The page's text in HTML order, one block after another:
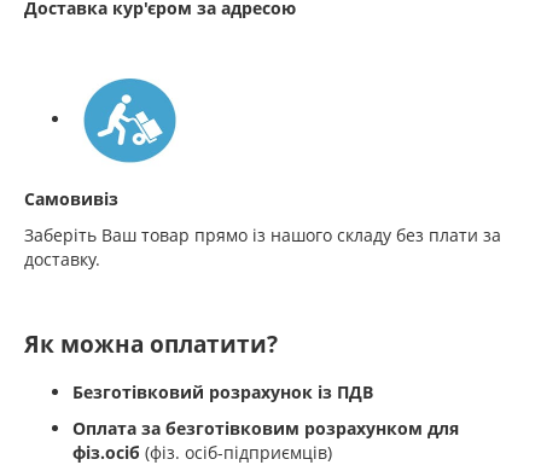
Доставка кур'єром за адресою
Самовивіз
Заберіть Ваш товар прямо із нашого складу без плати за
доставку.
Як можна оплатити?
Безготівковий розрахунок із ПДВ
Оплата за безготівковим розрахунком для
фіз.осіб (фіз. осіб-підприємців)